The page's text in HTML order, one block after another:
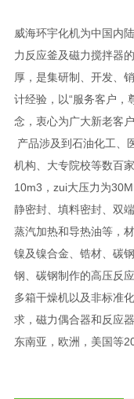
威海环宇化机为中国内
力反应釜及磁力搅拌器
厚，是集研制、开发、
计经验，以“服务客户，
念，衷心为广大新老客户
产品涉及到石油化工、
机构、大专院校等数百
10m3，zui大压力为
静密封、填料密封、双
蒸汽加热和导热油等，
镍及镍合金、锆材、碳
钢、碳钢制作的高压反
多箱干燥机以及非标准
求，磁力偶合器和反应
东南亚，欧洲，美国等